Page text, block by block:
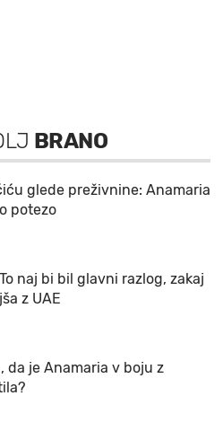
BRANO
glede preživnine: Anamaria
potezo
naj bi bil glavni razlog, zakaj
z UAE
da je Anamaria v boju z